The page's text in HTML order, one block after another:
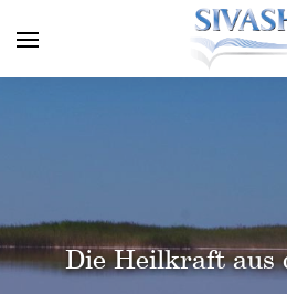
Die Heilkraft aus
Die Heilkraft aus
Die Heilkraft aus